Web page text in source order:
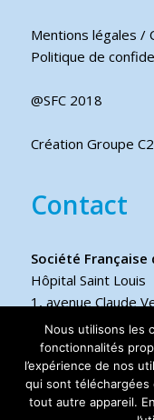
Mentions légales /
Politique de
@SFC 2018
Création Groupe
Contact
Société Française
Hôpital Saint Louis
1, avenue Claude
75475 Paris cedex
Téléphone
+33 6 17 44 70 76
Nous utilisons les
fonctionnalités
l’expérience de nos
qui sont
tout autre appareil.